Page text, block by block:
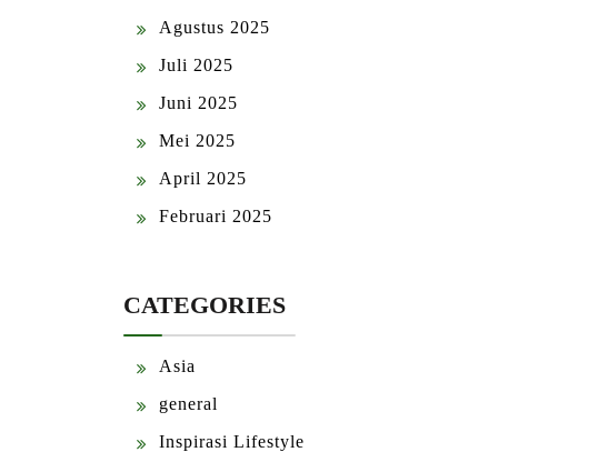
Agustus 2025
Juli 2025
Juni 2025
Mei 2025
April 2025
Februari 2025
CATEGORIES
Asia
general
Inspirasi Lifestyle